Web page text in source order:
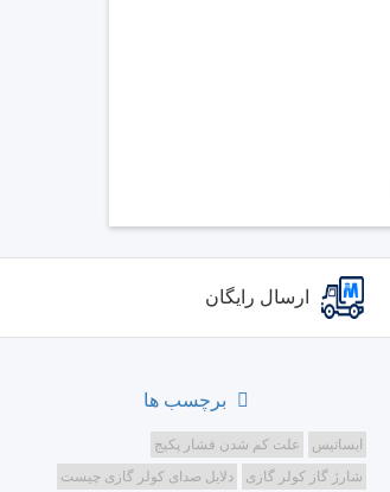
ارسال رایگان
برچسب ها
ایساتیس
علت کم شدن فشار پکیج
شارژ گاز کولر گازی
دلایل صدای کولر گازی چیست